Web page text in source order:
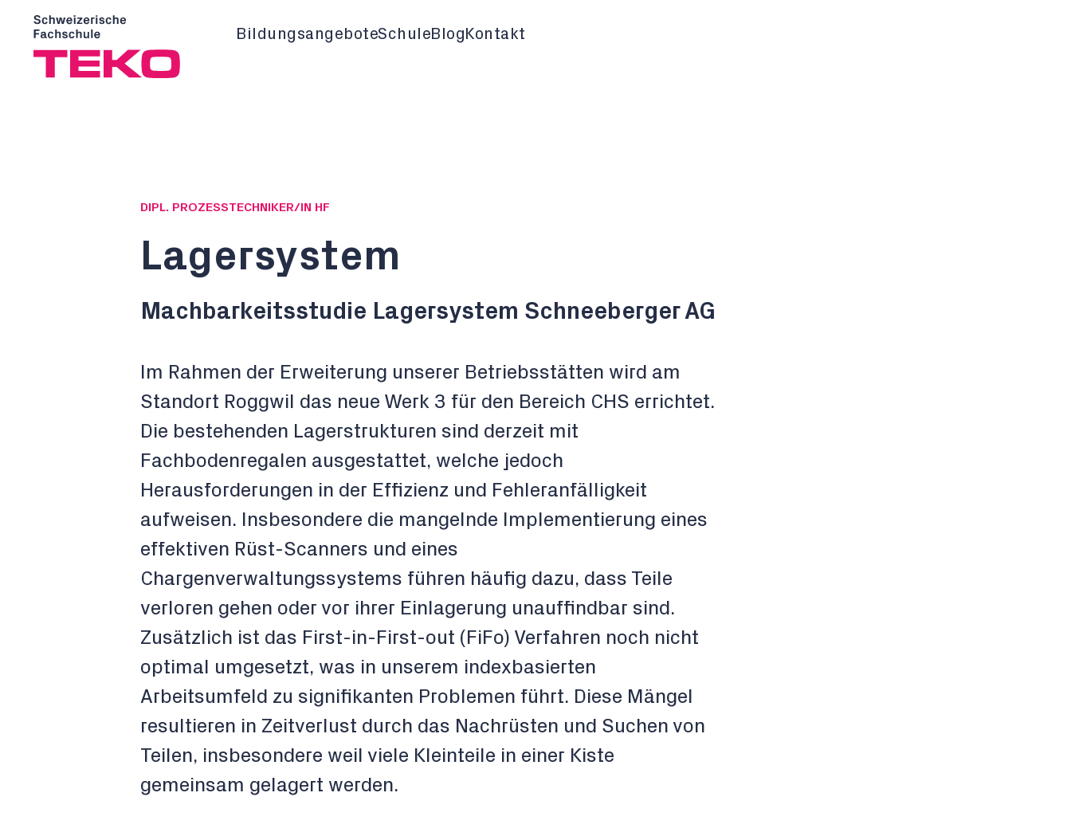
BildungsangeboteSchule Blog Kontakt
DIPL. PROZESSTECHNIKER/IN HF
Lagersystem
Machbarkeitsstudie Lagersystem Schneeberger AG
Im Rahmen der Erweiterung unserer Betriebsstätten wird am
Standort Roggwil das neue Werk 3 für den Bereich CHS errichtet.
Die bestehenden Lagerstrukturen sind derzeit mit
Fachbodenregalen ausgestattet, welche jedoch
Herausforderungen in der Effizienz und Fehleranfälligkeit
aufweisen. Insbesondere die mangelnde Implementierung eines
effektiven Rüst-Scanners und eines
Chargenverwaltungssystems führen häufig dazu, dass Teile
verloren gehen oder vor ihrer Einlagerung unauffindbar sind.
Zusätzlich ist das First-in-First-out (FiFo) Verfahren noch nicht
optimal umgesetzt, was in unserem indexbasierten
Arbeitsumfeld zu signifikanten Problemen führt. Diese Mängel
resultieren in Zeitverlust durch das Nachrüsten und Suchen von
Teilen, insbesondere weil viele Kleinteile in einer Kiste
gemeinsam gelagert werden.